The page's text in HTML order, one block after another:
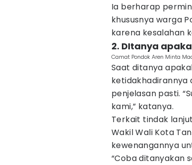
Ia berharap
khususnya warga
karena kesalahan
2. DItanya
Camat Pondok Aren Minta
Saat ditanya
ketidakhadirannya
penjelasan pasti.
kami,” katanya.
Terkait tindak
Wakil Wali Kota
kewenangannya
“Coba ditanyakan